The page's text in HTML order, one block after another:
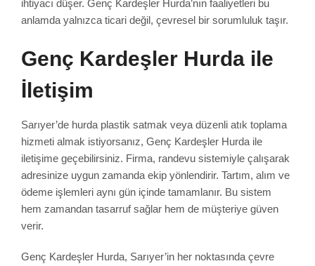
ihtiyacı düşer. Genç Kardeşler Hurda’nın faaliyetleri bu
anlamda yalnızca ticari değil, çevresel bir sorumluluk taşır.
Genç Kardeşler Hurda ile
İletişim
Sarıyer’de hurda plastik satmak veya düzenli atık toplama
hizmeti almak istiyorsanız, Genç Kardeşler Hurda ile
iletişime geçebilirsiniz. Firma, randevu sistemiyle çalışarak
adresinize uygun zamanda ekip yönlendirir. Tartım, alım ve
ödeme işlemleri aynı gün içinde tamamlanır. Bu sistem
hem zamandan tasarruf sağlar hem de müşteriye güven
verir.
Genç Kardeşler Hurda, Sarıyer’in her noktasında çevre